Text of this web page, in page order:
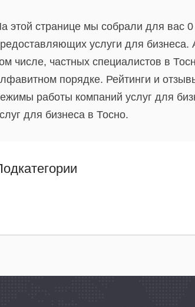
этой странице мы собрали для вас 0
услуги для бизнеса.
числе, частных специалистов в
порядке. Рейтинги и
работы компаний услуг для
для бизнеса в Тосно.